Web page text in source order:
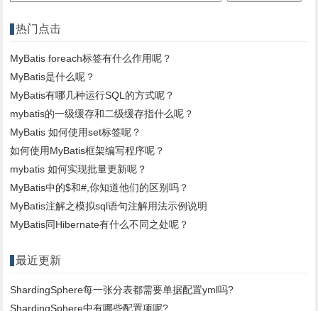
热门点击
MyBatis foreach标签有什么作用呢？
MyBatis是什么呢？
MyBatis有哪几种运行SQL的方式呢？
mybatis的一级缓存和二级缓存指什么呢？
MyBatis 如何使用set标签呢？
如何使用MyBatis框架编写程序呢？
mybatis 如何实现批量更新呢？
MyBatis中的$和#,你知道他们的区别吗？
MyBatis注解之模拟sql语句注解用法示例说明
MyBatis同Hibernate有什么不同之处呢？
最近更新
ShardingSphere每一张分表都需要单据配置yml吗?
ShardingSphere中有哪些配置项呢?